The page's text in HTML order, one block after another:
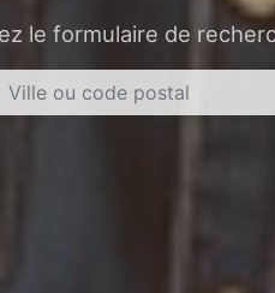
le formulaire de